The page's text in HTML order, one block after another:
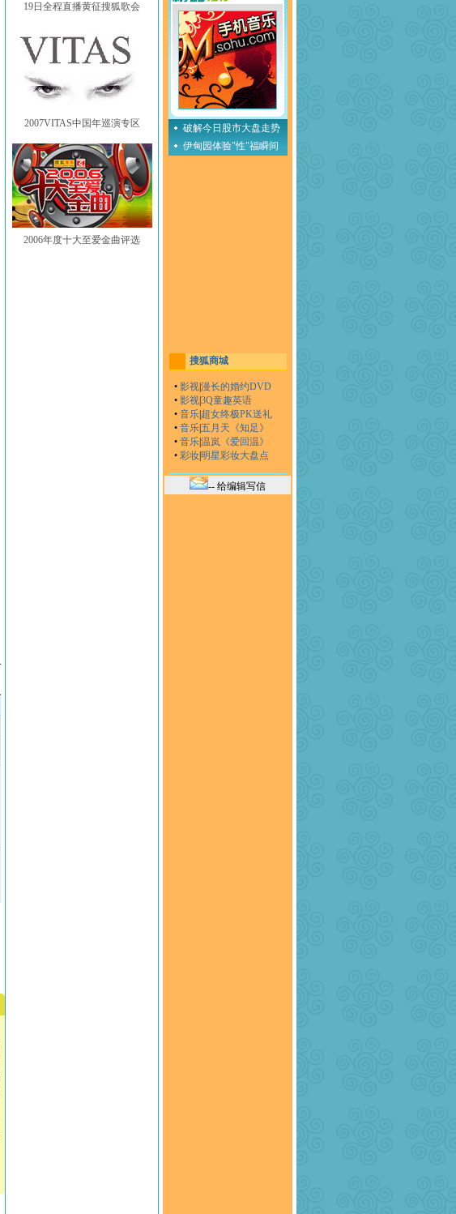
19日全程直播黄征搜狐歌会
2007VITAS中国年巡演专区
2006年度十大至爱金曲评选
破解今日股市大盘走势
伊甸园体验"性"福瞬间
搜狐商城
• 影视漫长的婚约DVD
• 影视3Q童趣英语
• 音乐 超女终极PK送礼
• 音乐五月天《知足》
• 音乐温岚《爱回温》
• 彩妆明星彩妆大盘点
-- 给编辑写信